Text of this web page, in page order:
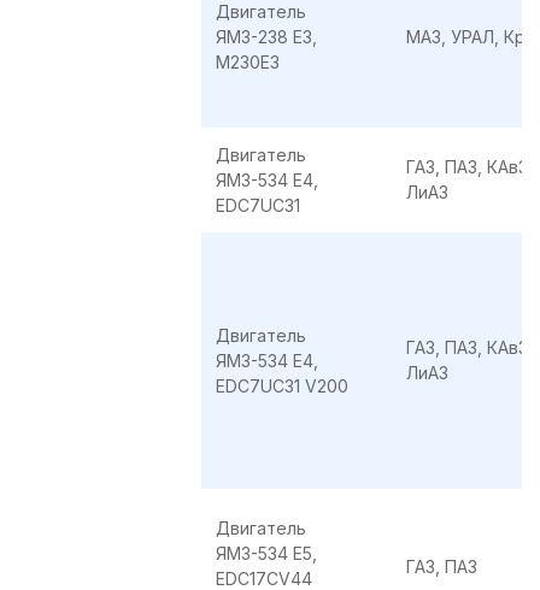
Двигатель
ЯМЗ-238 E3,
М230Е3
МАЗ, УРАЛ,
Двигатель
ЯМЗ-534 E4,
EDC7UC31
ГАЗ, ПАЗ, КАвЗ,
ЛиАЗ
Двигатель
ЯМЗ-534 E4,
EDC7UC31 V200
ГАЗ, ПАЗ, КАвЗ,
ЛиАЗ
Двигатель
ЯМЗ-534 E5,
EDC17CV44
ГАЗ, ПАЗ